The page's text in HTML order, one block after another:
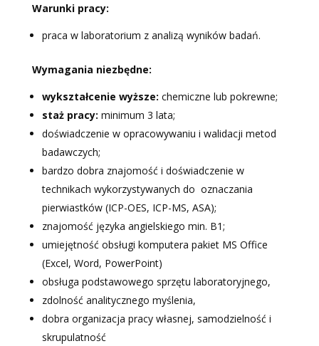
Warunki pracy:
praca w laboratorium z analizą wyników badań.
Wymagania niezbędne:
wykształcenie wyższe: chemiczne lub pokrewne;
staż pracy: minimum 3 lata;
doświadczenie w opracowywaniu i walidacji metod
badawczych;
bardzo dobra znajomość i doświadczenie w
technikach wykorzystywanych do oznaczania
pierwiastków (ICP-OES, ICP-MS, ASA);
znajomość języka angielskiego min. B1;
umiejętność obsługi komputera pakiet MS Office
(Excel, Word, PowerPoint)
obsługa podstawowego sprzętu laboratoryjnego,
zdolność analitycznego myślenia,
dobra organizacja pracy własnej, samodzielność i
skrupulatność